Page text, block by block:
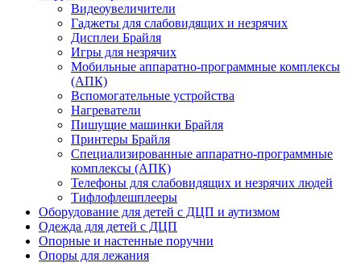
Видеоувеличители
Гаджеты для слабовидящих и незрячих
Дисплеи Брайля
Игры для незрячих
Мобильные аппаратно-программные комплексы
(АПК)
Вспомогательные устройства
Нагреватели
Пишущие машинки Брайля
Принтеры Брайля
Специализированные аппаратно-программные
комплексы (АПК)
Телефоны для слабовидящих и незрячих людей
Тифлофлешплееры
Оборудование для детей с ДЦП и аутизмом
Одежда для детей с ДЦП
Опорные и настенные поручни
Опоры для лежания